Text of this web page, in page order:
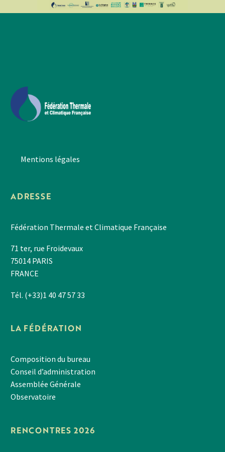
Mentions légales
ADRESSE
Fédération Thermale et Climatique Française
71 ter, rue Froidevaux
75014 PARIS
FRANCE
Tél. (+33)1 40 47 57 33
LA FÉDÉRATION
Composition du bureau
Conseil d’administration
Assemblée Générale
Observatoire
RENCONTRES 2026